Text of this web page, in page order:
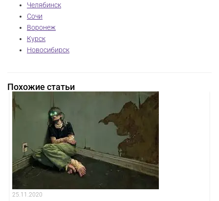
Челябинск
Сочи
Воронеж
Курск
Новосибирск
Похожие статьи
25.11.2020